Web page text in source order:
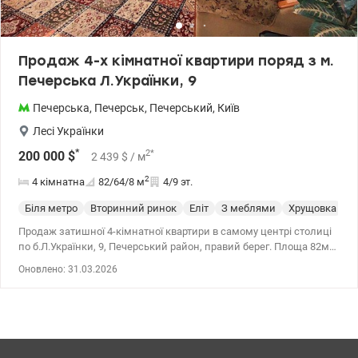
Продаж 4-х кімнатної квартири поряд з м.
Печерська Л.Українки, 9
Печерська, Печерськ, Печерський, Київ
Лесі Українки
200 000 $* 2 439 $ / м2*
4 кімнатна 82/64/8 м2 4/9 эт.
Біля метро Вторинний ринок Еліт З меблями Хрущовка
Продаж затишної 4-кімнатної квартири в самому центрі столиці
по б.Л.Українки, 9, Печерський район, правий берег. Площа 82м2,
У кожній кімнаті є кондиціонер. Засклений балкон, вікна
Оновлено: 31.03.2026